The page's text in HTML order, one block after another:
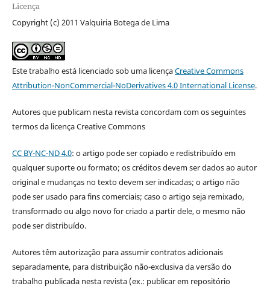
Licença
Copyright (c) 2011 Valquiria Botega de Lima
Este trabalho está licenciado sob uma licençaCreative Commons
Attribution-NonCommercial-NoDerivatives 4.0 International License.
Autores que publicam nesta revista concordam com os seguintes
termos da licença Creative Commons
CC BY-NC-ND 4.0: o artigo pode ser copiado e redistribuído em
qualquer suporte ou formato; os créditos devem ser dados ao autor
original e mudanças no texto devem ser indicadas; o artigo não
pode ser usado para fins comerciais; caso o artigo seja remixado,
transformado ou algo novo for criado a partir dele, o mesmo não
pode ser distribuído.
Autores têm autorização para assumir contratos adicionais
separadamente, para distribuição não-exclusiva da versão do
trabalho publicada nesta revista (ex.: publicar em repositório